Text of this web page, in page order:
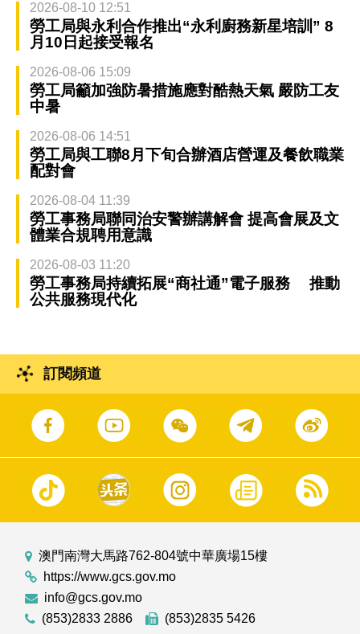
2026-08-10 12:51
勞工局與永利合作推出“永利廚務新星培訓” 8
月10日起接受報名
2026-08-06 15:09
勞工局籲加強防暑措施應對酷熱天氣 嚴防工友
中暑
2026-08-06 14:51
勞工局與工聯8月下旬合辦酒店營運及餐飲職業
配對會
2026-08-04 11:39
勞工事務局聯同治安警辦講解會 提高會展及文
體業合規聘用意識
2026-08-03 11:20
勞工事務局持續拓展“商社通”電子服務 推動
公共服務現代化
訂閱頻道
澳門南灣大馬路762-804號中華廣場15樓
https://www.gcs.gov.mo
info@gcs.gov.mo
(853)2833 2886
(853)2835 5426